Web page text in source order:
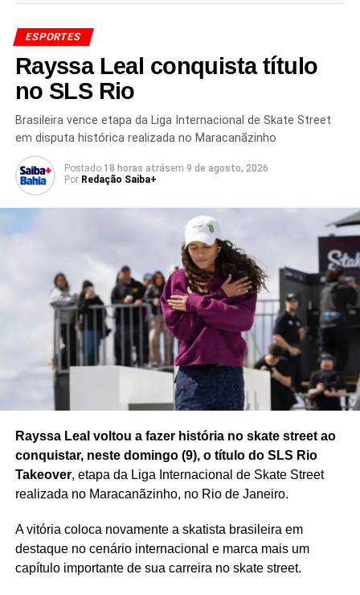
Investigação nos EUA coloca AFA sob apuração
NÃO PERCA
Paredes celebra vitória da Argentina e comenta
eliminação do Brasil
ESPORTES
Rayssa Leal conquista título
no SLS Rio
Brasileira vence etapa da Liga Internacional de Skate Street
em disputa histórica realizada no Maracanãzinho
Postado 18 horas atrásem 9 de agosto, 2026
Por Redação Saiba+
Rayssa Leal voltou a fazer história no skate street ao
conquistar, neste domingo (9), o título do SLS Rio
Takeover, etapa da Liga Internacional de Skate Street
realizada no Maracanãzinho, no Rio de Janeiro.
A vitória coloca novamente a skatista brasileira em
destaque no cenário internacional e marca mais um
capítulo importante de sua carreira no skate street.